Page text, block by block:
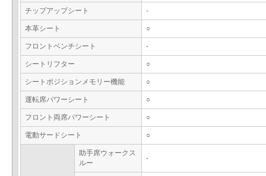
チップアップシート -
本革シート ○
フロントベンチシート -
シートリフター ○
シートポジションメモリー機能 ○
運転席パワーシート ○
フロント両席パワーシート ○
電動サードシート ○
助手席ウォークス
ルー
-